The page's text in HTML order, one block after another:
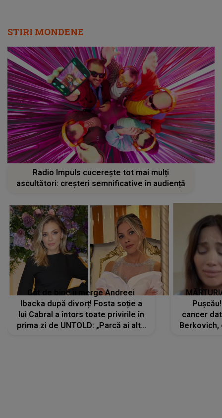
STIRI MONDENE
Radio Impuls cucerește tot mai mulți
ascultători: creșteri semnificative în audiență
Cât de bine îi merge Andreei
Ibacka după divorț! Fosta soție a
lui Cabral a întors toate privirile în
prima zi de UNTOLD: „Parcă ai altă
cancer